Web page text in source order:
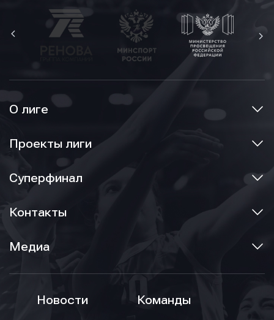
О лиге
Проекты лиги
Суперфинал
Контакты
Медиа
Новости
Команды